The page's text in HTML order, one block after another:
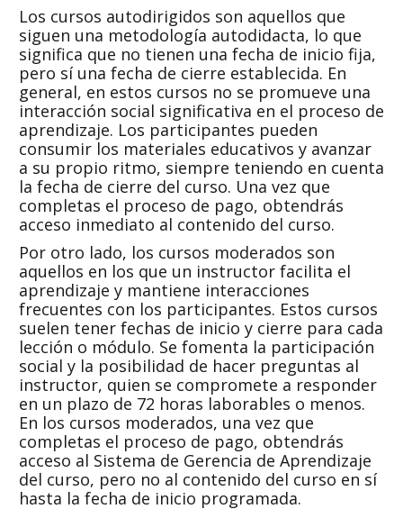
Los cursos autodirigidos son aquellos que
siguen una metodología autodidacta, lo que
significa que no tienen una fecha de inicio fija,
pero sí una fecha de cierre establecida. En
general, en estos cursos no se promueve una
interacción social significativa en el proceso de
aprendizaje. Los participantes pueden
consumir los materiales educativos y avanzar
a su propio ritmo, siempre teniendo en cuenta
la fecha de cierre del curso. Una vez que
completas el proceso de pago, obtendrás
acceso inmediato al contenido del curso.
Por otro lado, los cursos moderados son
aquellos en los que un instructor facilita el
aprendizaje y mantiene interacciones
frecuentes con los participantes. Estos cursos
suelen tener fechas de inicio y cierre para cada
lección o módulo. Se fomenta la participación
social y la posibilidad de hacer preguntas al
instructor, quien se compromete a responder
en un plazo de 72 horas laborables o menos.
En los cursos moderados, una vez que
completas el proceso de pago, obtendrás
acceso al Sistema de Gerencia de Aprendizaje
del curso, pero no al contenido del curso en sí
hasta la fecha de inicio programada.